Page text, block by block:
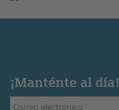
¡Manténte al día!